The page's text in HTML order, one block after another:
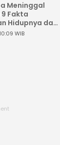
Meninggal
9 Fakta
Hidupnya dari
Puncak
10:09 WIB